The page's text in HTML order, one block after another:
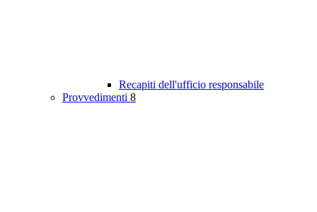
Recapiti dell'ufficio responsabile
Provvedimenti 8